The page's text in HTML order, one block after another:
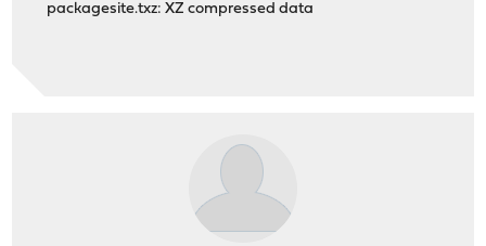
packagesite.txz: XZ compressed data